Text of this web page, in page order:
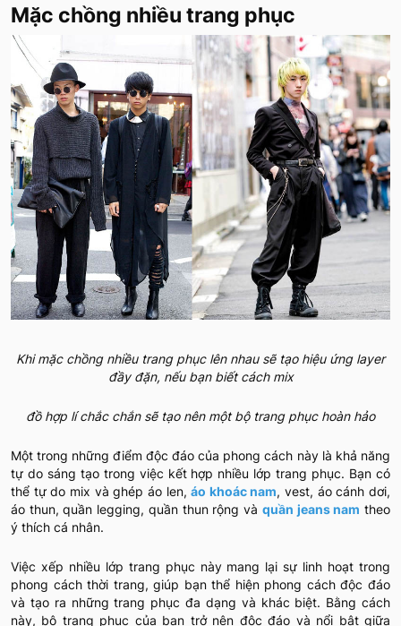
Mặc chồng nhiều trang phục
Khi mặc chồng nhiều trang phục lên nhau sẽ tạo hiệu ứng layer
đầy đặn, nếu bạn biết cách mix
đồ hợp lí chắc chắn sẽ tạo nên một bộ trang phục hoàn hảo
Một trong những điểm độc đáo của phong cách này là khả năng
tự do sáng tạo trong việc kết hợp nhiều lớp trang phục. Bạn có
thể tự do mix và ghép áo len,áo khoác nam, vest, áo cánh dơi,
áo thun, quần legging, quần thun rộng và quần jeans nam theo
ý thích cá nhân.
Việc xếp nhiều lớp trang phục này mang lại sự linh hoạt trong
phong cách thời trang, giúp bạn thể hiện phong cách độc đáo
và tạo ra những trang phục đa dạng và khác biệt. Bằng cách
này, bộ trang phục của bạn trở nên độc đáo và nổi bật giữa